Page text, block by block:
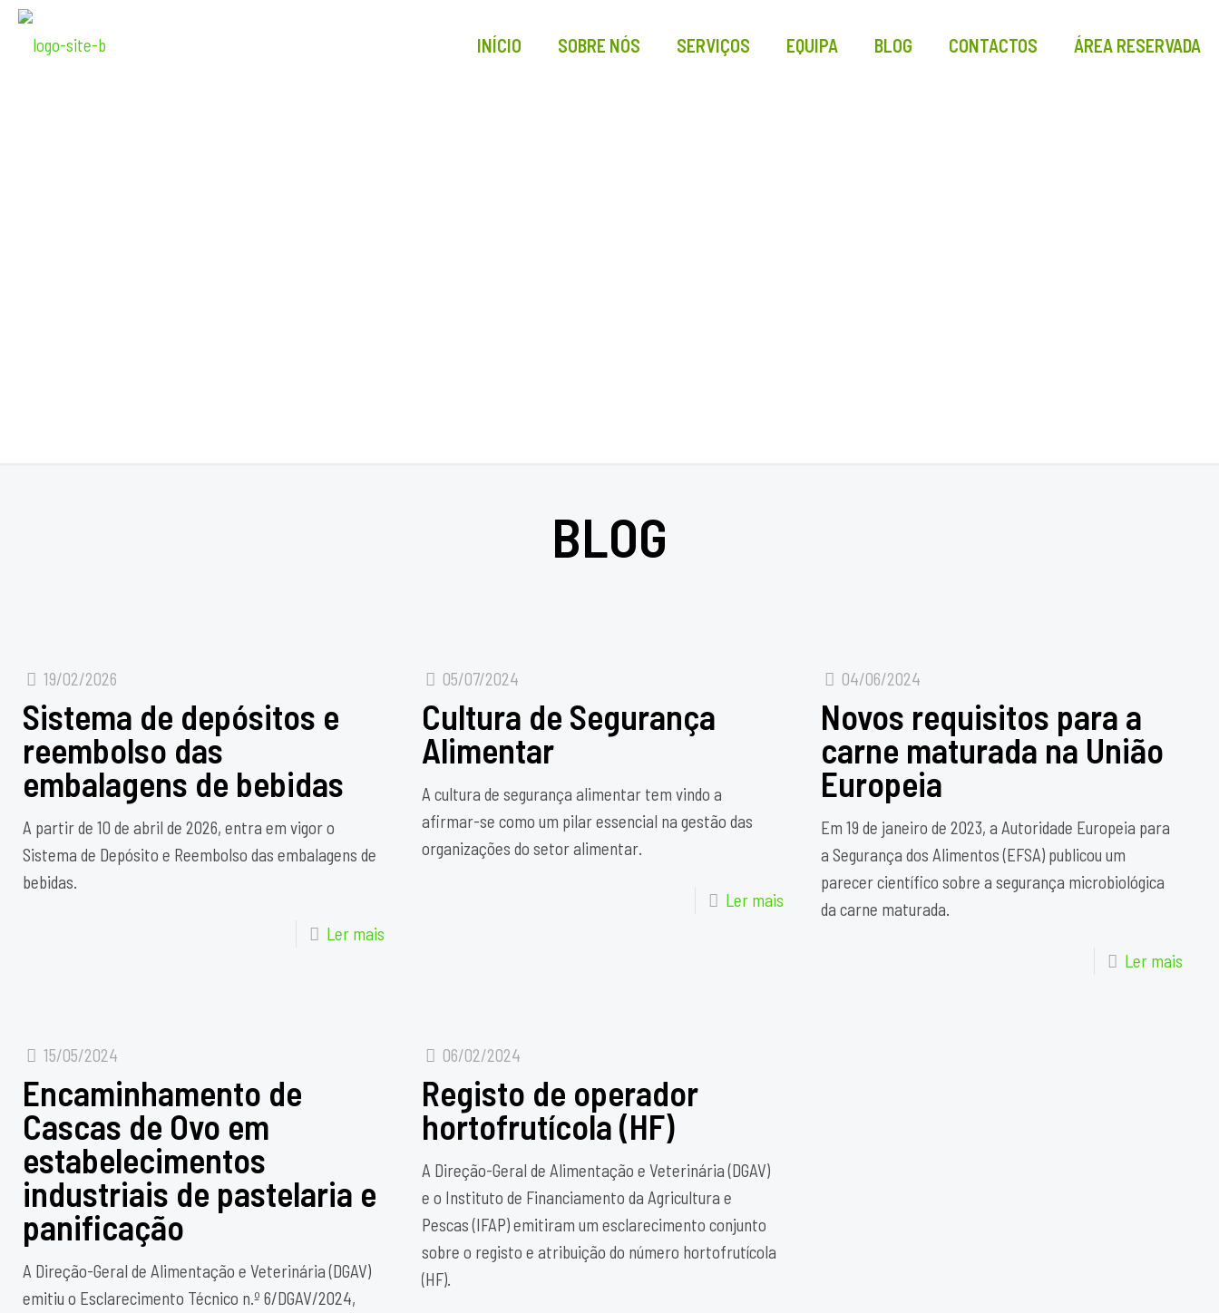
INÍCIO SOBRE NÓS SERVIÇOS EQUIPA BLOG CONTACTOS ÁREA RESERVADA
BLOG
19/02/2026
Sistema de depósitos e
reembolso das
embalagens de bebidas
A partir de 10 de abril de 2026, entra em vigor o
Sistema de Depósito e Reembolso das embalagens de
bebidas.
Ler mais
05/07/2024
Cultura de Segurança
Alimentar
A cultura de segurança alimentar tem vindo a
afirmar-se como um pilar essencial na gestão das
organizações do setor alimentar.
Ler mais
04/06/2024
Novos requisitos para a
carne maturada na União
Europeia
Em 19 de janeiro de 2023, a Autoridade Europeia para
a Segurança dos Alimentos (EFSA) publicou um
parecer científico sobre a segurança microbiológica
da carne maturada.
Ler mais
15/05/2024
Encaminhamento de
Cascas de Ovo em
estabelecimentos
industriais de pastelaria e
panificação
A Direção-Geral de Alimentação e Veterinária (DGAV)
emitiu o Esclarecimento Técnico n.º 6/DGAV/2024,
06/02/2024
Registo de operador
hortofrutícola (HF)
A Direção-Geral de Alimentação e Veterinária (DGAV)
e o Instituto de Financiamento da Agricultura e
Pescas (IFAP) emitiram um esclarecimento conjunto
sobre o registo e atribuição do número hortofrutícola
(HF).